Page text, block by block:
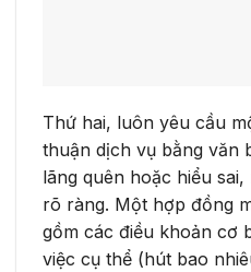
Thứ hai, luôn yêu cầu
thuận dịch vụ bằng văn
lãng quên hoặc hiểu
rõ ràng. Một hợp đồng
gồm các điều khoản cơ
việc cụ thể (hút bao